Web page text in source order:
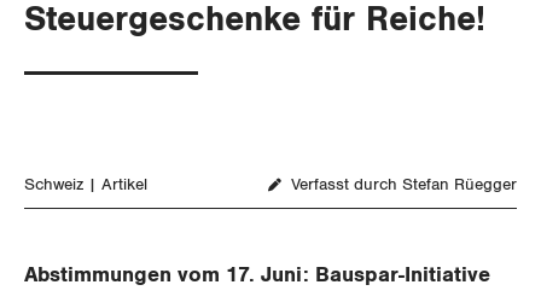
Flankierende Massnahmen und
Arbeitsrechte
Finanzen und Steuerpolitik
SOZIALPOLITIK
Steuergeschenke für Reiche!
Schweiz Artikel Verfasst durch Stefan Rüegger
Abstimmungen vom 17. Juni: Bauspar-Initiative